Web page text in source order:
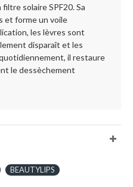
solaire SPF20. Sa
et forme un voile
les lèvres sont
disparaît et les
il restaure
le dessèchement
BEAUTYLIPS